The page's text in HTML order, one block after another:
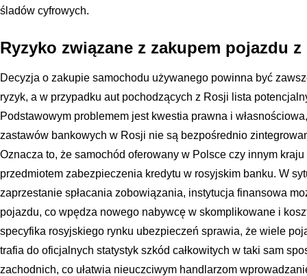
śladów cyfrowych.
Ryzyko związane z zakupem pojazdu
Decyzja o zakupie samochodu używanego powinna być
ryzyk, a w przypadku aut pochodzących z Rosji lista
Podstawowym problemem jest kwestia prawna i
zastawów bankowych w Rosji nie są bezpośrednio
Oznacza to, że samochód oferowany w Polsce czy innym
przedmiotem zabezpieczenia kredytu w rosyjskim banku. W
zaprzestanie spłacania zobowiązania, instytucja finansowa
pojazdu, co wpędza nowego nabywcę w skomplikowane i
specyfika rosyjskiego rynku ubezpieczeń sprawia, że wiele
trafia do oficjalnych statystyk szkód całkowitych w taki sam
zachodnich, co ułatwia nieuczciwym handlarzom